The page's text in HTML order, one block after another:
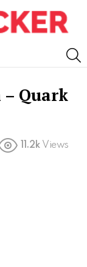
Quark
11.2k Views